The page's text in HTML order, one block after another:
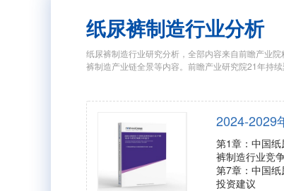
纸尿裤制造行业分析
纸尿裤制造行业研究分析，全部内容来自前瞻产业
裤制造产业链全景等内容。前瞻产业研究院21年持
2024-2029
第1章：中国
裤制造行业竞
第7章：中国
投资建议